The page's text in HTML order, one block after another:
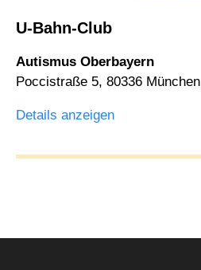
U-Bahn-Club
Autismus Oberbayern
Poccistraße 5, 80336 München
Details anzeigen